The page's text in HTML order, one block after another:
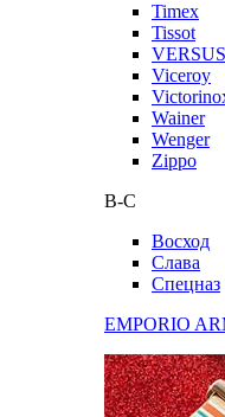
Timex
Tissot
Viceroy
Wainer
Wenger
Zippo
В-С
Восход
Слава
Спецназ
EMPORIO